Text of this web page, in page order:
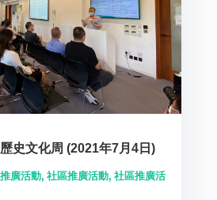
史文化周 (2021年7月4日)
廣活動, 社區推廣活動, 社區推廣活